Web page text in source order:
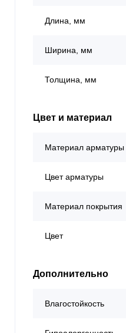
Длина, мм
Ширина, мм
Толщина, мм
Цвет и материал
Материал арматуры
Цвет арматуры
Материал покрытия
Цвет
Дополнительно
Влагостойкость